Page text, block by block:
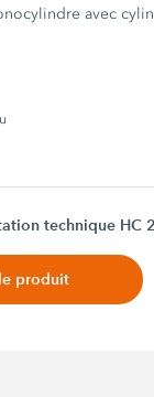
avec
technique HC
produit